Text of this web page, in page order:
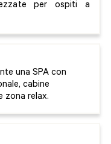
per ospiti a
una SPA con
cabine
zona relax.